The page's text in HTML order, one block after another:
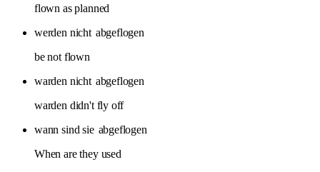
flown as planned
werden nicht abgeflogen
be not flown
warden nicht abgeflogen
warden didn't fly off
wann sind sie abgeflogen
When are they used